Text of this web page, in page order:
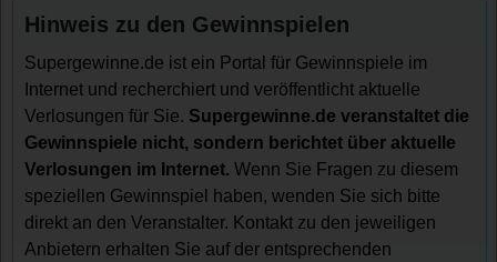
Hinweis zu den Gewinnspielen
Supergewinne.de ist ein Portal für Gewinnspiele im
Internet und recherchiert und veröffentlicht aktuelle
Verlosungen für Sie. Supergewinne.de veranstaltet die
Gewinnspiele nicht, sondern berichtet über aktuelle
Verlosungen im Internet. Wenn Sie Fragen zu diesem
speziellen Gewinnspiel haben, wenden Sie sich bitte
direkt an den Veranstalter. Kontakt zu den jeweiligen
Anbietern erhalten Sie auf der entsprechenden